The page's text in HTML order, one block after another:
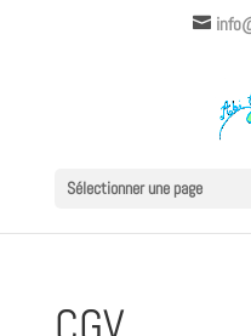
Sélectionner une page